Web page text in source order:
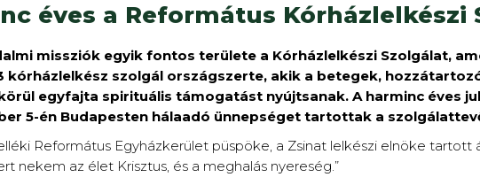
éves a Református Kórházlelkészi
missziók egyik fontos területe a Kórházlelkészi Szolgálat,
kórházlelkész szolgál országszerte, akik a betegek,
egyfajta spirituális támogatást nyújtsanak. A harminc éves
5-én Budapesten hálaadó ünnepséget tartottak a
Református Egyházkerület püspöke, a Zsinat lelkészi elnöke tartott
nekem az élet Krisztus, és a meghalás nyereség.”